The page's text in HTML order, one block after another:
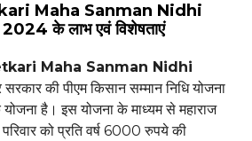
Maha Sanman Nidhi
के लाभ एवं विशेषताएं
Maha Sanman Nidhi
की पीएम किसान सम्मान निधि योजना
है। इस योजना के माध्यम से महाराज
को प्रति वर्ष 6000 रुपये की